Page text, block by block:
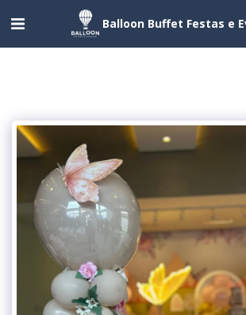
Balloon Buffet Festas e